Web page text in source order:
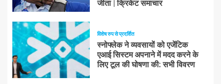
जीता | क्रिकेट समाचार
विशेष रुप से प्रदर्शित
स्नोफ्लेक ने व्यवसायों को एजेंटिक
एआई सिस्टम अपनाने में मदद करने के
लिए टूल की घोषणा की: सभी विवरण